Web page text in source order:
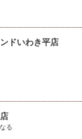
ドいわき平店
る